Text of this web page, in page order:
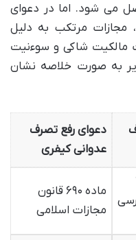
می شود. اما در دعوای
مجازات مرتکب به دلیل
مالکیت شاکی و سوءنیت
به صورت خلاصه نشان
دعوای رفع تصرف
عدوانی کیفری
ماده ۶۹۰ قانون
مجازات اسلامی